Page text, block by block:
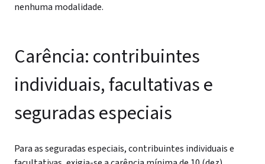
nenhuma modalidade.
Carência: contribuintes
individuais, facultativas e
seguradas especiais
Para as seguradas especiais, contribuintes individuais e